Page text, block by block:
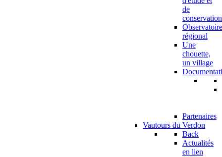
de
conservation
Observatoire
régional
Une
chouette,
un village
Partenaires
Vautours du Verdon
Back
Actualités
en lien